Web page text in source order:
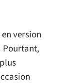
en version
Pourtant,